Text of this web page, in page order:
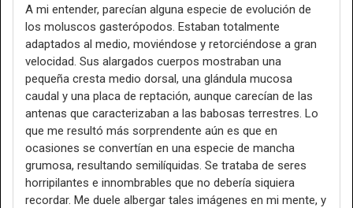
A mi entender, parecían alguna especie de evolución de
los moluscos gasterópodos. Estaban totalmente
adaptados al medio, moviéndose y retorciéndose a gran
velocidad. Sus alargados cuerpos mostraban una
pequeña cresta medio dorsal, una glándula mucosa
caudal y una placa de reptación, aunque carecían de las
antenas que caracterizaban a las babosas terrestres. Lo
que me resultó más sorprendente aún es que en
ocasiones se convertían en una especie de mancha
grumosa, resultando semilíquidas. Se trataba de seres
horripilantes e innombrables que no debería siquiera
recordar. Me duele albergar tales imágenes en mi mente, y